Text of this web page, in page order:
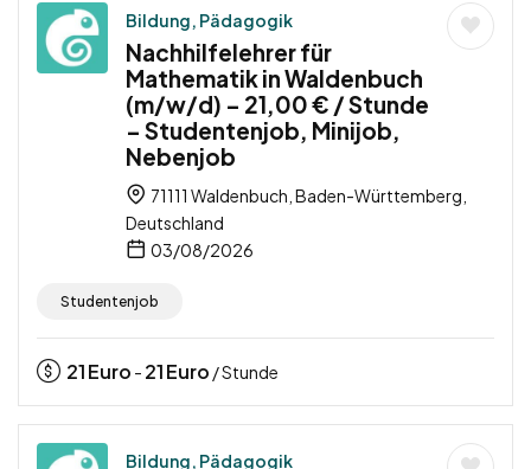
Bildung, Pädagogik
Nachhilfelehrer für
Mathematik in Waldenbuch
(m/w/d) – 21,00 € / Stunde
– Studentenjob, Minijob,
Nebenjob
71111 Waldenbuch, Baden-Württemberg,
Deutschland
03/08/2026
Studentenjob
21Euro - 21Euro / Stunde
Bildung, Pädagogik